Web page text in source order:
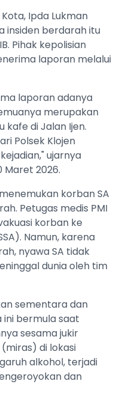
Ipda Lukman
insiden berdarah itu
Pihak kepolisian
laporan melalui
laporan adanya
merupakan
kafe di Jalan Ijen.
Polsek Klojen
ujarnya
Maret 2026.
korban SA
Petugas medis PMI
korban ke
Namun, karena
nyawa SA tidak
dunia oleh tim
sementara dan
ini bermula saat
sesama jukir
di lokasi
alkohol, terjadi
dan